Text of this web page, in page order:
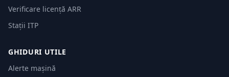
Verificare licență ARR
Stații ITP
GHIDURI UTILE
Alerte mașină